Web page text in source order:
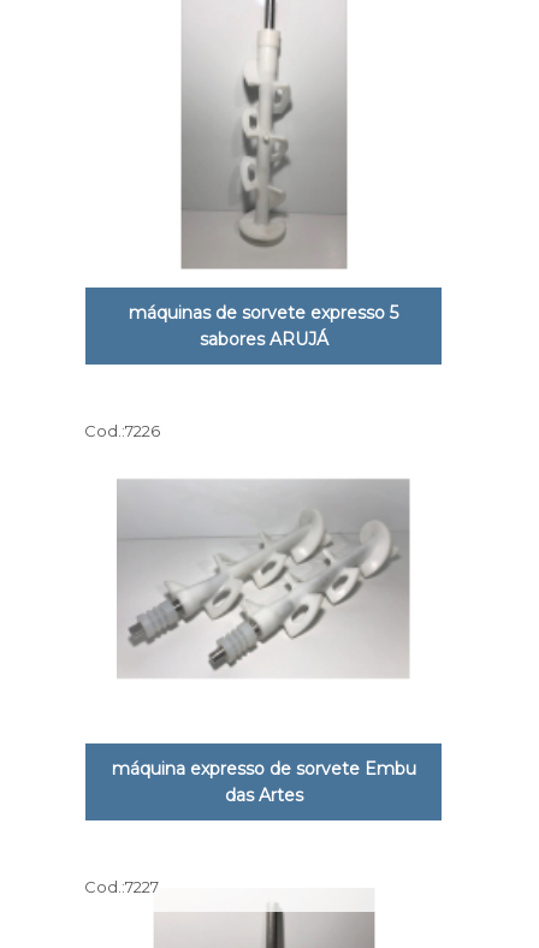
máquinas de sorvete expresso 5
sabores ARUJÁ
Cod.:7226
máquina expresso de sorvete Embu
das Artes
Cod.:7227